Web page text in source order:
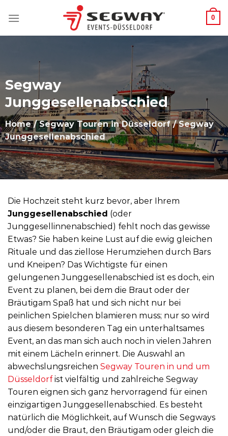
Inhalt
0
Segway
Junggesellenabschied
Home/Segway Touren in Düsseldorf/ Segway
Junggesellenabschied
Die Hochzeit steht kurz bevor, aber Ihrem
Junggesellenabschied (oder
Junggesellinnenabschied) fehlt noch das gewisse
Etwas? Sie haben keine Lust auf die ewig gleichen
Rituale und das ziellose Herumziehen durch Bars
und Kneipen? Das Wichtigste für einen
gelungenen Junggesellenabschied ist es doch, ein
Event zu planen, bei dem die Braut oder der
Bräutigam Spaß hat und sich nicht nur bei
peinlichen Spielchen blamieren muss; nur so wird
aus diesem besonderen Tag ein unterhaltsames
Event, an das man sich auch noch in vielen Jahren
mit einem Lächeln erinnert. Die Auswahl an
abwechslungsreichen Segway Touren in und um
Düsseldorfist vielfältig und zahlreiche Segway
Touren eignen sich ganz hervorragend für einen
einzigartigen Junggesellenabschied. Es besteht
natürlich die Möglichkeit, auf Wunsch die Segways
und/oder die Braut, den Bräutigam oder gleich die